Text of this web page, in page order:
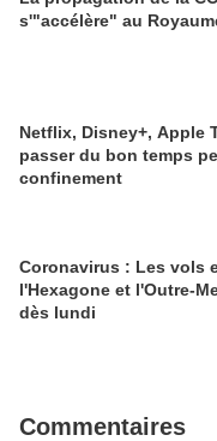
s'"accélère" au
Netflix, Disney+, Apple
passer du bon temps
confinement
Coronavirus : Les vols
l'Hexagone et l'Outre-
dès lundi
Commentaires